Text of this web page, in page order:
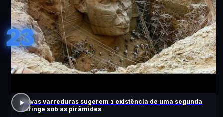
23
Novas varreduras sugerem a existência de uma segunda
Esfinge sob as pirâmides